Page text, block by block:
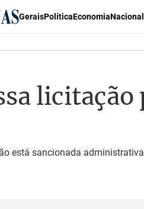
GeraisPolíticaEconomiaNacional
está sancionada